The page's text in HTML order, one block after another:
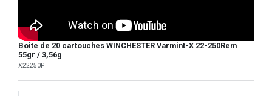
Boite de 20 cartouches WINCHESTER Varmint-X 22-250Rem
55gr / 3,56g
X22250P